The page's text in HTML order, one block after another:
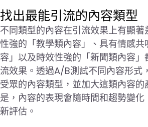
找出最能引流的內容類型
不同類型的內容在引流效果上有顯著
性強的「教學類內容」、具有情感共
容」以及時效性強的「新聞類內容」
流效果。透過A/B測試不同內容形式
受眾的內容類型，並加大這類內容
是，內容的表現會隨時間和趨勢變
新評估。